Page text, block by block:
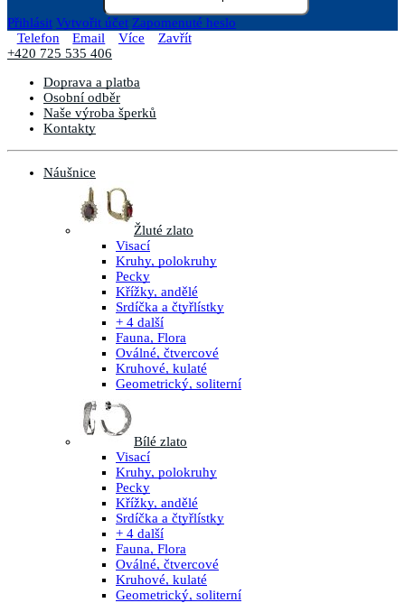
Přihlásit Vytvořit účet Zapomenuté heslo
Telefon
Email Více
Zavřít
+420 725 535 406
Doprava a platba
Osobní odběr
Naše výroba šperků
Kontakty
Náušnice
Žluté zlato
Visací
Kruhy, polokruhy
Pecky
Křížky, andělé
Srdíčka a čtyřlístky
+ 4 další
Fauna, Flora
Oválné, čtvercové
Kruhové, kulaté
Geometrický, soliterní
Bílé zlato
Visací
Kruhy, polokruhy
Pecky
Křížky, andělé
Srdíčka a čtyřlístky
+ 4 další
Fauna, Flora
Oválné, čtvercové
Kruhové, kulaté
Geometrický, soliterní